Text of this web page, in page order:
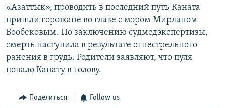
«Азаттык», проводить в последний путь Каната
пришли горожане во главе с мэром Мирланом
Бообековым. По заключению судмедэкспертизы,
смерть наступила в результате огнестрельного
ранения в грудь. Родители заявляют, что пуля
попало Канату в голову.
Поделиться Follow us